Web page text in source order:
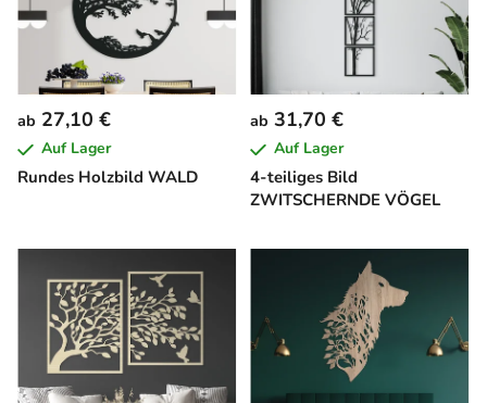
Rundes Holzbild WALD
ab 27,10 €
Auf Lager
4-teiliges Bild
ZWITSCHERNDE VÖGEL
ab 31,70 €
Auf Lager